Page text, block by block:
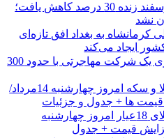
قیمت گوسفند زنده 30 درصد کاهش یافت؛
نشد
کرمانشاه به بغداد افق تازه‌ای
ایجاد می‌کند
کلاهبرداری یک شرکت مهاجرتی با حدود 300
قیمت طلا و سکه امروز چهارشنبه 14مرداد/
ها + جدول و جزئیات
قیمت طلای 18عیار امروز چهارشنبه